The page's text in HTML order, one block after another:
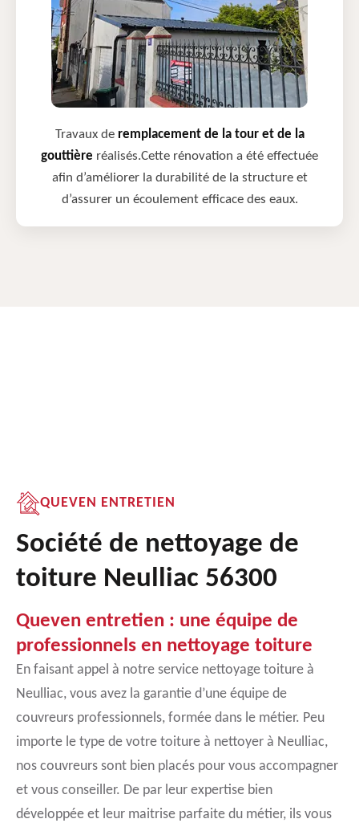
Travaux de remplacement de la tour et de la
gouttière réalisés.Cette rénovation a été effectuée
afin d’améliorer la durabilité de la structure et
d’assurer un écoulement efficace des eaux.
QUEVEN ENTRETIEN
Société de nettoyage de
toiture Neulliac 56300
Queven entretien : une équipe de
professionnels en nettoyage toiture
En faisant appel à notre service nettoyage toiture à
Neulliac, vous avez la garantie d’une équipe de
couvreurs professionnels, formée dans le métier. Peu
importe le type de votre toiture à nettoyer à Neulliac,
nos couvreurs sont bien placés pour vous accompagner
et vous conseiller. De par leur expertise bien
développée et leur maitrise parfaite du métier, ils vous